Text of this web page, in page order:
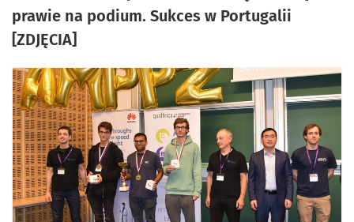
prawie na podium. Sukces w Portugalii
[ZDJĘCIA]